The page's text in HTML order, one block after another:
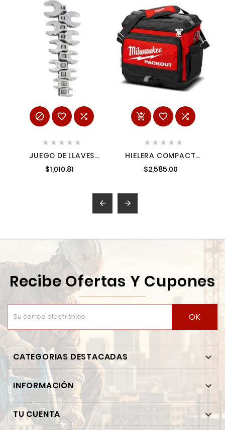
  
    
JUEGO DE LLAVES
PATA DE CUERVO
CUADRO DE 3/8" EN
$1,010.81
  
    
HIELERA COMPACTA
14.6X9.8X16.8
PACKOUT
$2,585.00
 
Recibe Ofertas Y Cupones
OK
CATEGORIAS DESTACADAS 
INFORMACIÓN 
TU CUENTA 